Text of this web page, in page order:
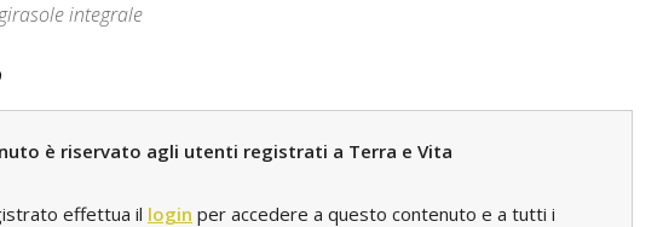
integrale
è riservato agli utenti registrati a Terra e Vita
effettua il login per accedere a questo contenuto e a tutti i